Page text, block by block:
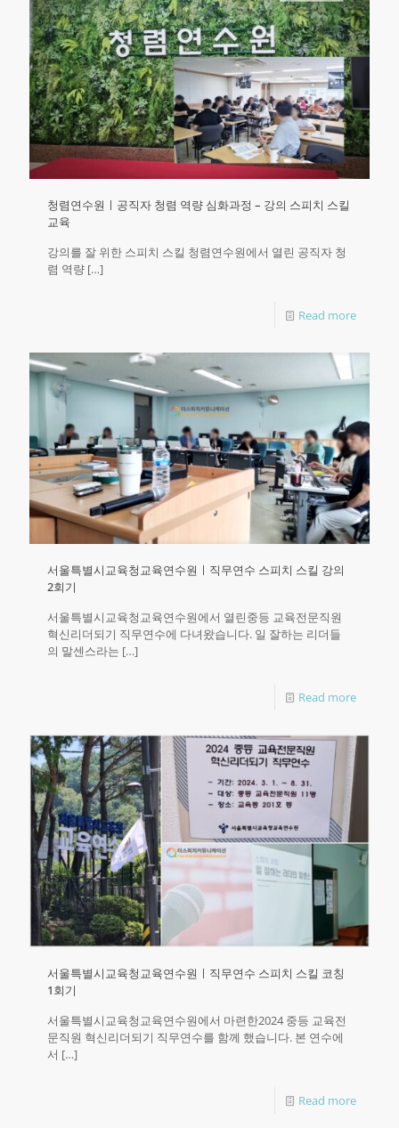
청렴연수원ㅣ공직자 청렴 역량 심화과정 – 강의 스피치 스킬
교육
강의를 잘 위한 스피치 스킬 청렴연수원에서 열린 공직자 청
렴 역량 […]
Read more
서울특별시교육청교육연수원ㅣ직무연수 스피치 스킬 강의
2회기
서울특별시교육청교육연수원에서 열린중등 교육전문직원
혁신리더되기 직무연수에 다녀왔습니다. 일 잘하는 리더들
의 말센스라는 […]
Read more
서울특별시교육청교육연수원ㅣ직무연수 스피치 스킬 코칭
1회기
서울특별시교육청교육연수원에서 마련한2024 중등 교육전
문직원 혁신리더되기 직무연수를 함께 했습니다.​ 본 연수에
서 […]
Read more